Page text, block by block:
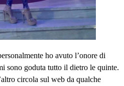
ho avuto l’onore di
sono goduta tutto il dietro le quinte.
circola sul web da qualche